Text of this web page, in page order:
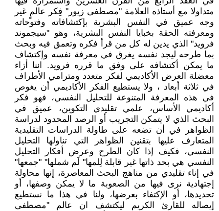
متداولا مع أستاذه العلامة "مصطفى زيور" فِكر عالمٍ غير
وجه عميق في النفس البشرية بإكتشافاته وفتوحاته
ومعرفته الحقة بخبايا النفس البشرية، وهو "سيجموند
فرويد" الذي يدين له كل من قرأ فكره وتعمق فيه وبحث
بما طرحه ليجد نفسه يغرق في معرفة نفسه وإكتشاف
ما يمكن أكتشافه على وفق ما قرره فرويد. اننا أزاء
معضلة العرض الأكاديمي لفكر متعدد ومترامي الأطراف
في ثلاثة أبعاد ، ولا يستطيع الفكر الأكاديمي أن يغوص
في هذه المعرفة المتنوعة للتحليل النفسي، فهو فكر
أكاديمي الأساس، علمي تقليدي التكوين، عميق في
البحث الذي لا يتمكن التجريب أو الرصد المحدود لدراسة
الظواهر في أن تضعه على طاولة الدراسات التقليدية
المتعارف عليها بتقنين الظواهر التي تناولها التحليل
النفسي، فكيف إذا كان الطرح وعرض أفكار التحليل
النفسي هي بحد ذاتها غير قابلة لِلمها" لَم شملها" "جمعها"
في إناء تقليدي من مناهج البحث المعاصرة، إنها محاولة
إجتهادية نرى فيها من الصعوبة ما لا يمكن وصفها، أو
تحديدها، أو الإكتفاء بعرضها، ولنا في هذا ما نستطيع
إيصاله للقارئ الكريم ليكتشف ان عالم "مصطفى